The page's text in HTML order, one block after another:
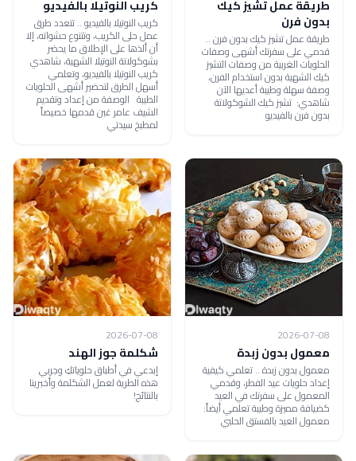
طريقة عمل تشيز كيك
بدون فرن
طريقة عمل تشيز كيك بدون فرن ..
قدمي على سفرتك أشهى وصفات
الحلويات الغربية من وصفات التشيز
كيك الشهية بدون استخدام الفرن،
وصفة سهلة وطيبة أعديها الآن
شاهدي: تشيز كيك الشوكولاتة
بدون فرن بالفيديو
كريب النوتيلا بالفيديو
كريب النوتيلا بالفيديو .. تتعدد طرق
عمل حلى الكريب، وتتنوع حشواته، إلا
أن ألذها على الإطلاق ما يحضر
بشوكولاتة النوتيلا الشهية، شاهدي
كريب النوتيلا بالفيديو، وتعلمي
أسهل الطرق لتحضير أشهى الحلويات
الطيبة الوصفة من إعداد وتقديم
الشيف عامر غبن قدمها خصيصاً
لمطبخ سيدتي
2026-07-08
معمول بدون زبدة
معمول بدون زبدة .. تعلمي كيفية
إعداد حلويات عيد الفطر، وقدمي
المعمول على سفرتك في العيد
كضيافة مميزة وطيبة تعلمي أيضاً:
معمول العيد بالفستق الحلبي
2026-07-08
شكلمة جوز الهند
إبدعي في أطباق حلوياتكِ وجربي
هذه الطرية لعمل الشكلمة وأخبرينا
بالنتائج!